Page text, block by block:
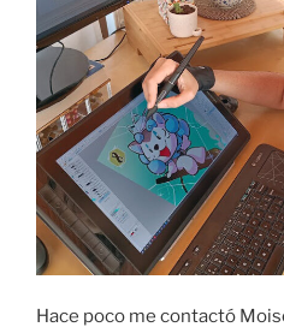
Hace poco me contactó